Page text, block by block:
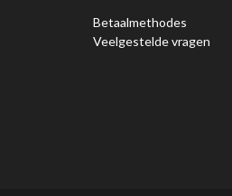
Betaalmethodes
Veelgestelde vragen